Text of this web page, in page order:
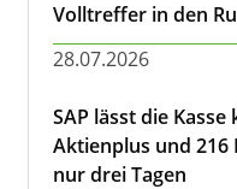
Volltreffer in den
28.07.2026
SAP lässt die
Aktienplus und
nur drei Tagen